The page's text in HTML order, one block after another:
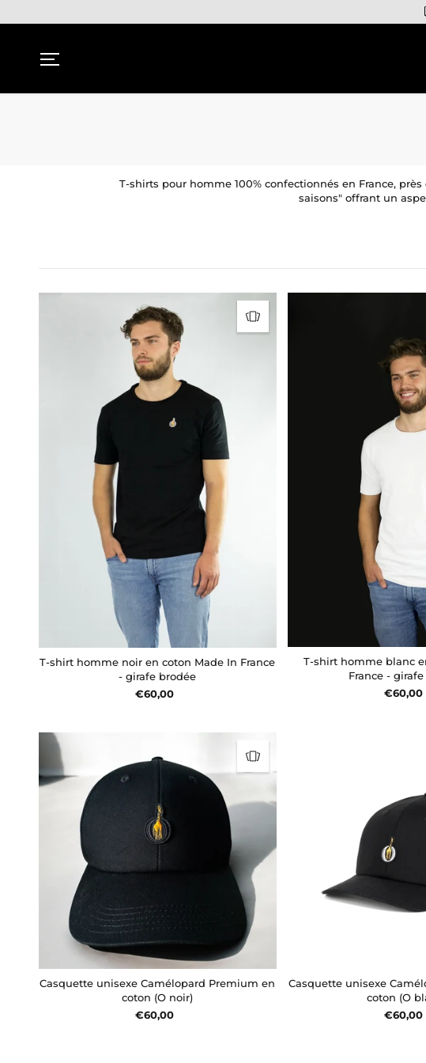
CONTENU
T-shirts pour homme 100% confectionnés en France,
saisons" offrant un
T-shirt homme noir en coton Made In France
- girafe brodée
€60,00
T-shirt homme blanc
France -
€60,00
Casquette unisexe Camélopard Premium en
coton (O noir)
€60,00
Casquette unisexe
coton (O
€60,00